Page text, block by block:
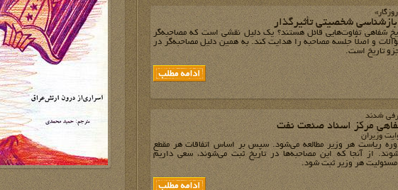
شخصیتی تأثیرگذار
شفاهی تفاوت‌هایی قائل هستند؟ یک دلیل نقشی است که مصاحبه‌گر
و اصلاً جلسه مصاحبه را هدایت کند. به همین دلیل مصاحبه‌گر در
تاریخ است.
شدند
مرکز اسناد صنعت نفت
وزیران
ریاست هر وزیر مطالعه می‌شود. سپس بر اساس اتفاقات هر مقطع
از آنجا که این مصاحبه‌ها در تاریخ ثبت می‌شوند، سعی داریم
مسئولیت هر وزیر ثبت شود.